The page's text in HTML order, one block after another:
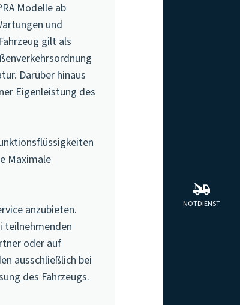
NOTDIENST
Modelle ab
und
gilt als
Darüber hinaus
Eigenleistung des
Maximale
anzubieten.
teilnehmenden
oder auf
ausschließlich bei
des Fahrzeugs.